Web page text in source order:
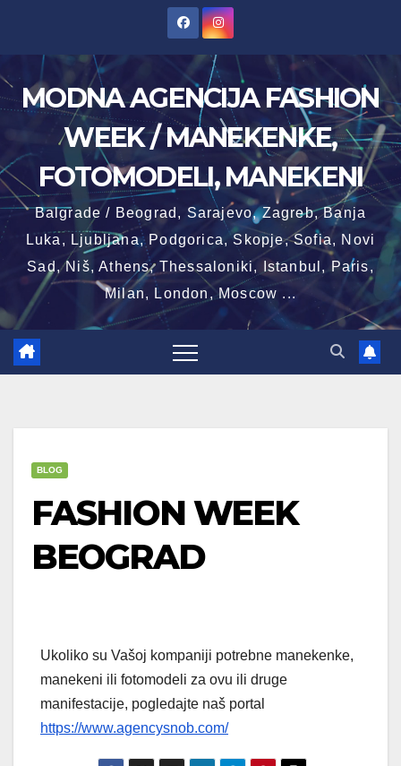
content
MODNA AGENCIJA FASHION
WEEK / MANEKENKE,
FOTOMODELI, MANEKENI
Balgrade / Beograd, Sarajevo, Zagreb, Banja
Luka, Ljubljana, Podgorica, Skopje, Sofia, Novi
Sad, Niš, Athens, Thessaloniki, Istanbul, Paris,
Milan, London, Moscow ...
BLOG
FASHION WEEK
BEOGRAD
Ukoliko su Vašoj kompaniji potrebne manekenke,
manekeni ili fotomodeli za ovu ili druge
manifestacije, pogledajte naš portal
https://www.agencysnob.com/